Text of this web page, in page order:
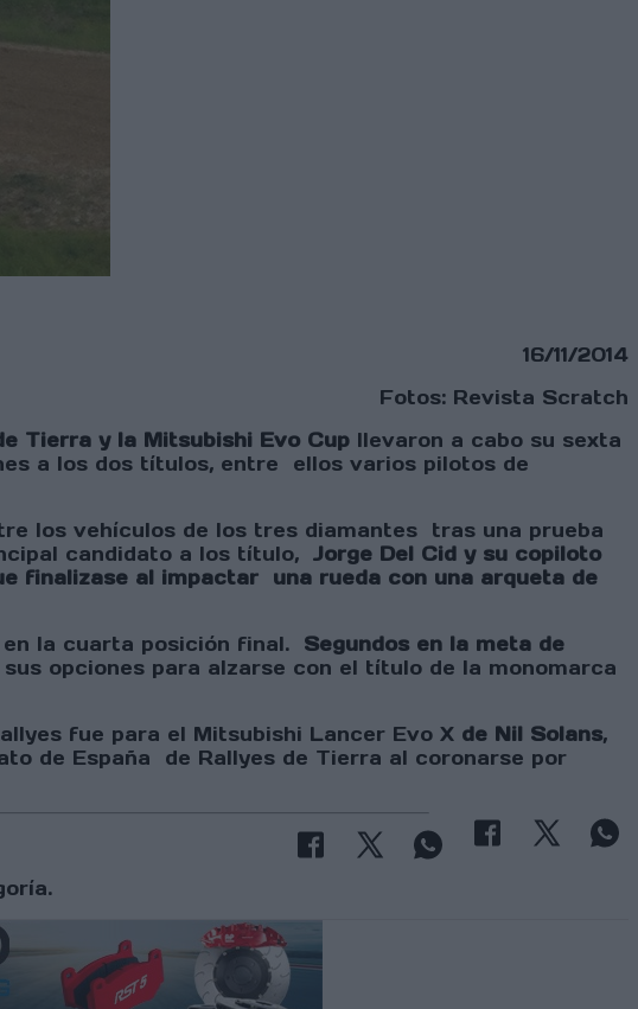
16/11/2014
Fotos: Revista Scratch
Tierra y la Mitsubishi Evo Cup llevaron a cabo su sexta
a los dos títulos, entre ellos varios pilotos de
los vehículos de los tres diamantes tras una prueba
candidato a los título, Jorge Del Cid y su copiloto
finalizase al impactar una rueda con una arqueta de
la cuarta posición final. Segundos en la meta de
opciones para alzarse con el título de la monomarca
fue para el Mitsubishi Lancer Evo X de Nil Solans,
de España de Rallyes de Tierra al coronarse por